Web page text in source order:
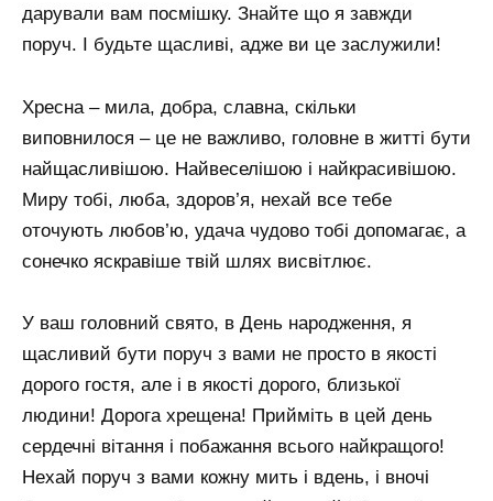
дарували вам посмішку. Знайте що я завжди
поруч. І будьте щасливі, адже ви це заслужили!
Хресна – мила, добра, славна, скільки
виповнилося – це не важливо, головне в житті бути
найщасливішою. Найвеселішою і найкрасивішою.
Миру тобі, люба, здоров’я, нехай все тебе
оточують любов’ю, удача чудово тобі допомагає, а
сонечко яскравіше твій шлях висвітлює.
У ваш головний свято, в День народження, я
щасливий бути поруч з вами не просто в якості
дорого гостя, але і в якості дорого, близької
людини! Дорога хрещена! Прийміть в цей день
сердечні вітання і побажання всього найкращого!
Нехай поруч з вами кожну мить і вдень, і вночі